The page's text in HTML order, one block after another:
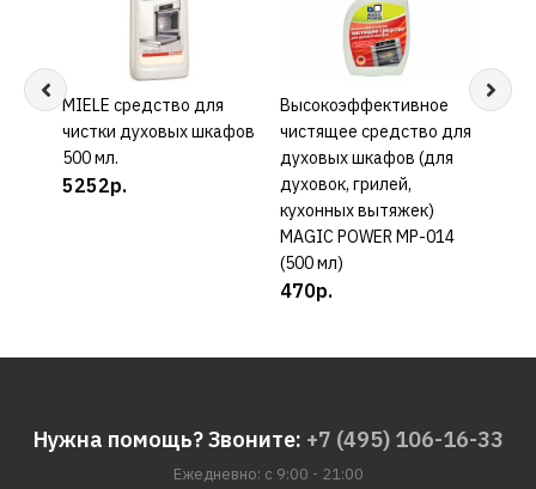
КУПИТЬ
MIELE средство для
чистки духовых шкафов
500 мл.
5252р.
КУПИТЬ
Высокоэффективное
чистящее средство для
духовых шкафов (для
духовок, грилей,
кухонных вытяжек)
MAGIC POWER MP-014
(500 мл)
470р.
Нужна помощь? Звоните: +7 (495) 106-16-33
Ежедневно: с 9:00 - 21:00